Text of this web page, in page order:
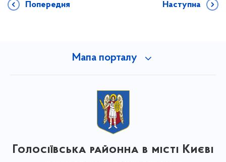
Попередня Наступна
Мапа порталу
Голосіївська районна в місті Києві